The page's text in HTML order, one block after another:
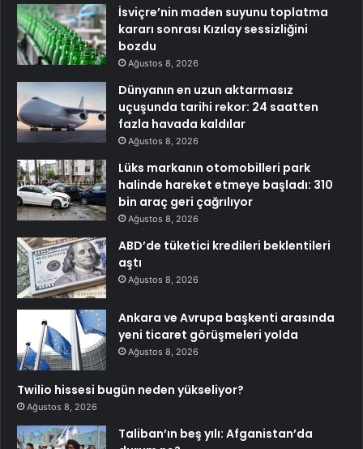
İsviçre’nin maden suyunu toplatma
kararı sonrası Kızılay sessizliğini
bozdu
Ağustos 8, 2026
Dünyanın en uzun aktarmasız
uçuşunda tarihi rekor: 24 saatten
fazla havada kaldılar
Ağustos 8, 2026
Lüks markanın otomobilleri park
halinde hareket etmeye başladı: 310
bin araç geri çağrılıyor
Ağustos 8, 2026
ABD’de tüketici kredileri beklentileri
aştı
Ağustos 8, 2026
Ankara ve Avrupa başkenti arasında
yeni ticaret görüşmeleri yolda
Ağustos 8, 2026
Twilio hissesi bugün neden yükseliyor?
Ağustos 8, 2026
Taliban’ın beş yılı: Afganistan’da